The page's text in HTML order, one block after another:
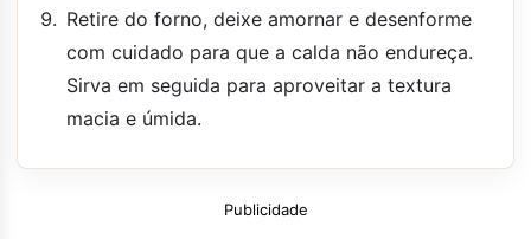
Retire do forno, deixe amornar e desenforme
com cuidado para que a calda não endureça.
Sirva em seguida para aproveitar a textura
macia e úmida.
Publicidade